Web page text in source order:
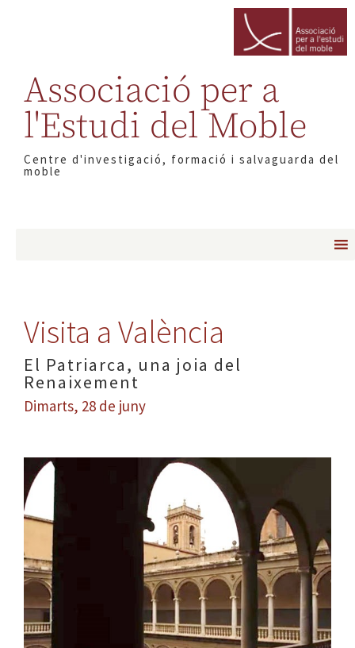
Associació per a
l'Estudi del Moble
Centre d'investigació, formació i salvaguarda del
moble
Visita a València
El Patriarca, una joia del
Renaixement
Dimarts, 28 de juny